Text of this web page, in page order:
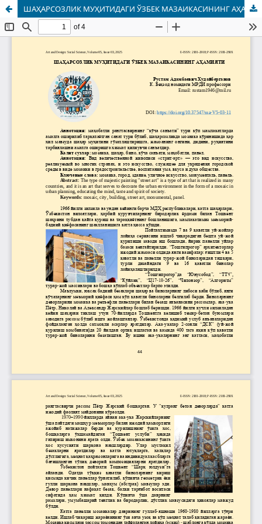
ШАҲАРСОЗЛИК МУҲИТИДАГИ ЎЗБЕК МАЗАИКАСИНИНГ АҲАМИЯТИ